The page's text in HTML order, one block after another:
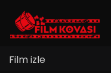
Film izle